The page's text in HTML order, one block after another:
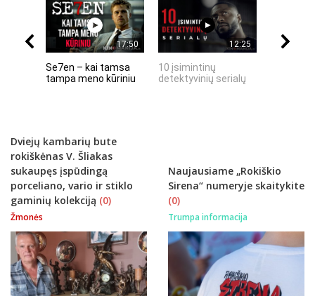
17:50
Se7en – kai tamsa
tampa meno kūriniu
12:25
10 įsimintinų
detektyvinių serialų
Dviejų kambarių bute
rokiškėnas V. Šliakas
sukaupęs įspūdingą
porceliano, vario ir stiklo
gaminių kolekciją (0)
Žmonės
Naujausiame „Rokiškio
Sirena“ numeryje skaitykite
(0)
Trumpa informacija